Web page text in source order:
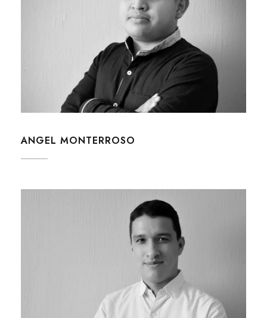
ANGEL MONTERROSO